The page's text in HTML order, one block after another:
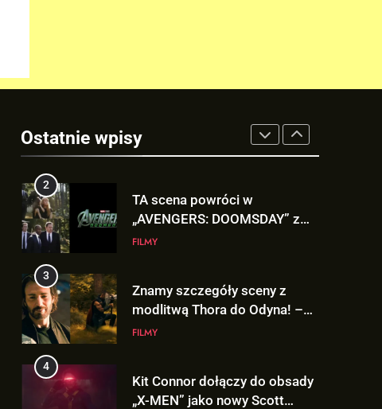
Ostatnie wpisyStaten Island? – „SPIDER-
MAN: BRAND NEW DAY”
FILMY
2
TA scena powróci w
„AVENGERS: DOOMSDAY” z
Pepper Potts w roli głównej!
FILMY
3
Znamy szczegóły sceny z
modlitwą Thora do Odyna! –
„AVENGERS: DOOMSDAY”
FILMY
4
Kit Connor dołączy do obsady
„X-MEN” jako nowy Scott